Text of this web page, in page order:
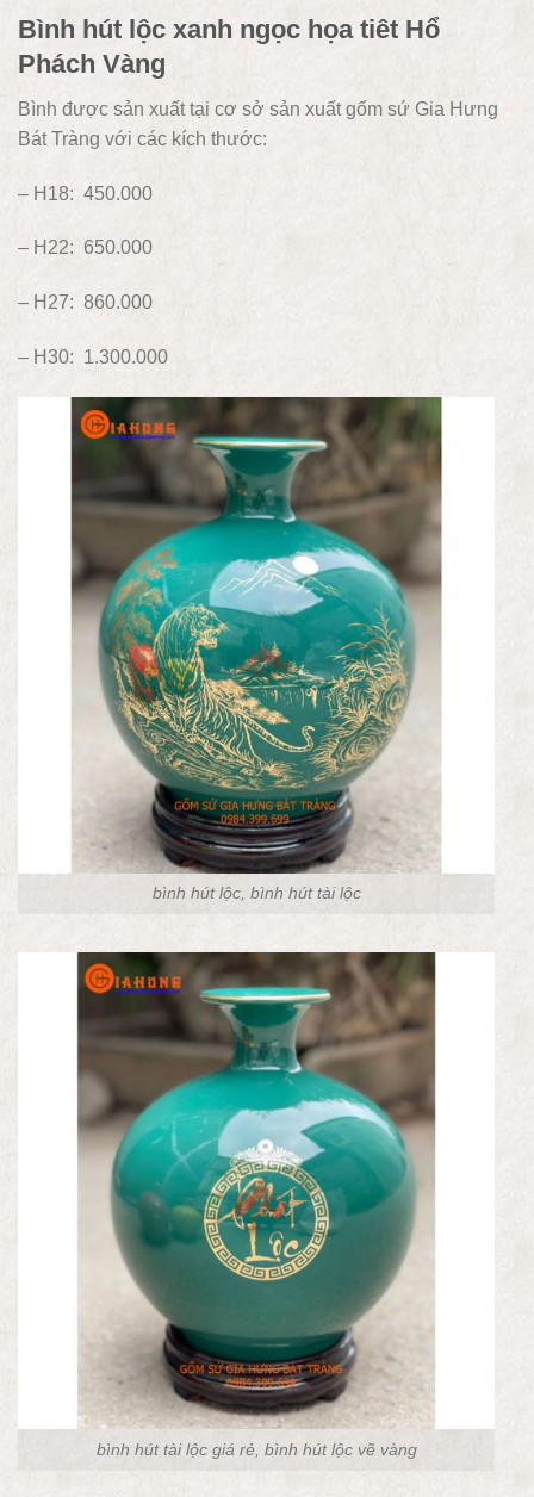
Bình hút lộc xanh ngọc họa tiêt Hổ
Phách Vàng
Bình được sản xuất tại cơ sở sản xuất gốm sứ Gia Hưng
Bát Tràng với các kích thước:
– H18: 450.000
– H22: 650.000
– H27: 860.000
– H30: 1.300.000
bình hút lộc, bình hút tài lộc
bình hút tài lộc giá rẻ, bình hút lộc vẽ vàng